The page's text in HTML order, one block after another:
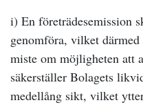
i) En företrädesemission
genomföra, vilket
miste om möjligheten att
säkerställer Bolagets
medellång sikt, vilket